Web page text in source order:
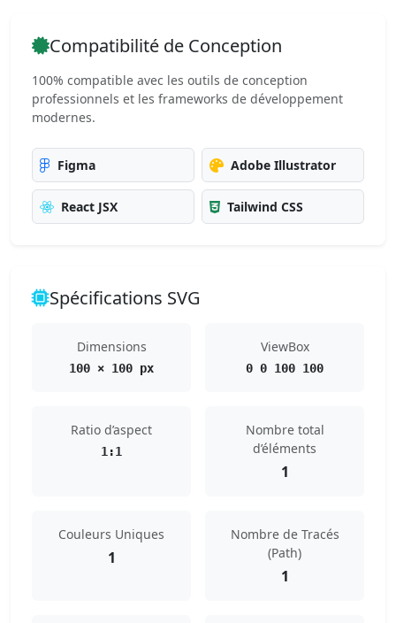
Compatibilité de Conception
100% compatible avec les outils de conception
professionnels et les frameworks de développement
modernes.
Figma Adobe Illustrator
React JSX Tailwind CSS
Spécifications SVG
Dimensions
100 × 100 px
ViewBox
0 0 100 100
Ratio d’aspect
1:1
Nombre total
d’éléments
1
Couleurs Uniques
1
Nombre de Tracés
(Path)
1